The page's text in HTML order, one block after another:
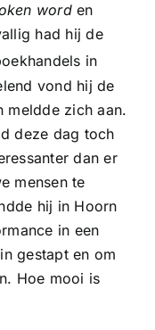
worden
had hij de
in
vond hij de
meldde zich aan.
deze dag toch
dan er
mensen te
hij in Hoorn
in een
gestapt en om
Hoe mooi is